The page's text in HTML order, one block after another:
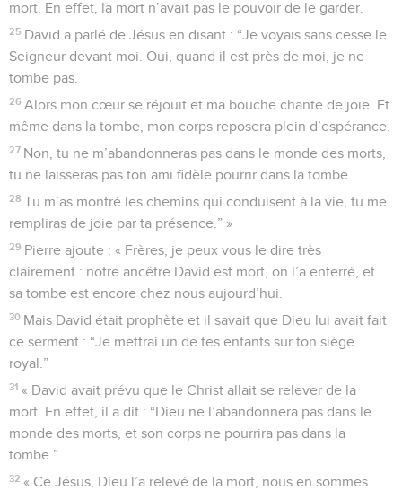
mort. En effet, la mort n’avait pas le pouvoir de le garder.
25 David a parlé de Jésus en disant : “Je voyais sans cesse le
Seigneur devant moi. Oui, quand il est près de moi, je ne
tombe pas.
26 Alors mon cœur se réjouit et ma bouche chante de joie. Et
même dans la tombe, mon corps reposera plein d’espérance.
27 Non, tu ne m’abandonneras pas dans le monde des morts,
tu ne laisseras pas ton ami fidèle pourrir dans la tombe.
28 Tu m’as montré les chemins qui conduisent à la vie, tu me
rempliras de joie par ta présence.” »
29 Pierre ajoute : « Frères, je peux vous le dire très
clairement : notre ancêtre David est mort, on l’a enterré, et
sa tombe est encore chez nous aujourd’hui.
30 Mais David était prophète et il savait que Dieu lui avait fait
ce serment : “Je mettrai un de tes enfants sur ton siège
royal.”
31 « David avait prévu que le Christ allait se relever de la
mort. En effet, il a dit : “Dieu ne l’abandonnera pas dans le
monde des morts, et son corps ne pourrira pas dans la
tombe.”
32 « Ce Jésus, Dieu l’a relevé de la mort, nous en sommes